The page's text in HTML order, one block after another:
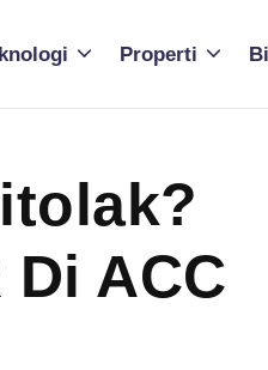
Properti
ACC